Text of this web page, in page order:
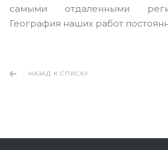
самыми отдаленными
География наших работ
НАЗАД К СПИСКУ